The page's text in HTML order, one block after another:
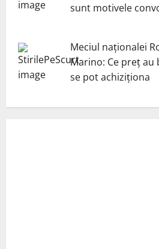
sunt motivele
Meciul naționalei
Marino: Ce preț au
se pot achiziționa